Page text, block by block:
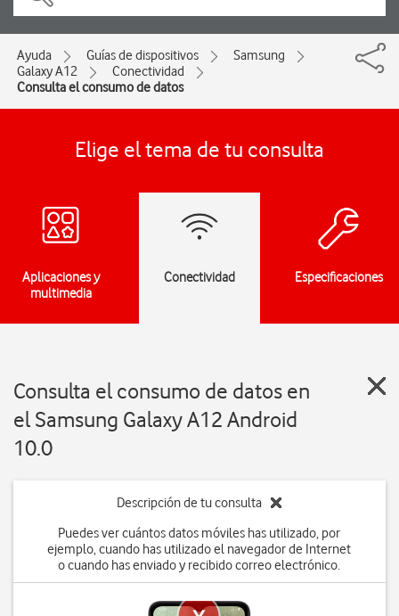
Ayuda Guías de dispositivos
Samsung
Galaxy A12
Conectividad
Consulta el consumo de datos
Elige el tema de tu consulta
Aplicaciones y
multimedia
Conectividad Especificaciones
Consulta el consumo de datos en
el Samsung Galaxy A12 Android
10.0
Descripción de tu consulta
Puedes ver cuántos datos móviles has utilizado, por
ejemplo, cuando has utilizado el navegador de Internet
o cuando has enviado y recibido correo electrónico.